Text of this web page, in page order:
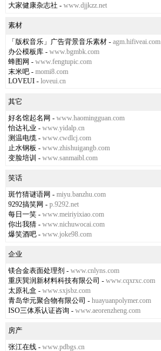
大家健康杂志社 - www.djjkzz.net
素材
「版权音乐」广告背景音乐素材 - agm.hifiveai.com
办公模板库 - www.bgmbk.com
蜂图网 - www.fengtupic.com
末米吧 - momi8.com
LOVEUI - loveui.cn
其它
好名馆起名网 - www.haomingguan.com
怡达礼业 - www.yidalp.cn
测温电缆 - www.cwdlcj.com
止水钢板 - www.zhishuigangb.com
变脸培训 - www.sanmaibl.com
笑话
斑竹猜谜语网 - miyu.banzhu.com
9292搞笑网 - p.9292.net
每日一笑 - www.meiriyixiao.com
你出我猜 - www.nichuwocai.com
爆笑酒吧 - www.joke98.com
企业
镁合金表面处理剂 - www.cnlyns.com
重庆巽润新材料科技有限公司 - www.cqxrxc.com
太原礼盒 - www.sxjsbz.com
青岛华元聚合物有限公司 - huayuanpolymer.com
ISO三体系认证咨询 - www.aeorenzheng.com
房产
张江在线 - www.pdbgs.cn